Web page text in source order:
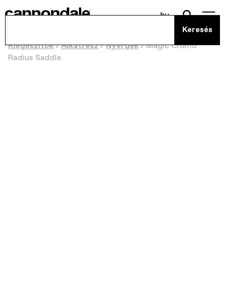
hu
Kiegészítők/Alkatrész/Nyergek/Magic Cromo
Radius Saddle